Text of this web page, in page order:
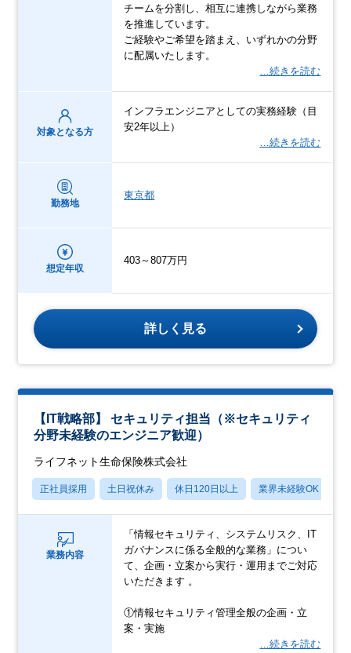
チームを分割し、相互に連携しながら業務
を推進しています。
ご経験やご希望を踏まえ、いずれかの分野
に配属いたします。
…続きを読む
対象となる方
インフラエンジニアとしての実務経験（目
安2年以上）
…続きを読む
勤務地
東京都
想定年収
403～807万円
詳しく見る
【IT戦略部】 セキュリティ担当（※セキュリティ
分野未経験のエンジニア歓迎）
ライフネット生命保険株式会社
正社員採用 土日祝休み 休日120日以上 業界未経験OK
業務内容
「情報セキュリティ、システムリスク、IT
ガバナンスに係る全般的な業務」につい
て、企画・立案から実行・運用までご対応
いただきます 。
①情報セキュリティ管理全般の企画・立
案・実施
…続きを読む